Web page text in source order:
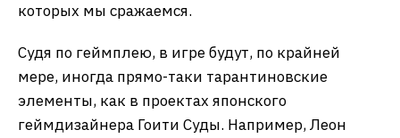
которых мы сражаемся.
Судя по геймплею, в игре будут, по крайней
мере, иногда прямо-таки тарантиновские
элементы, как в проектах японского
геймдизайнера Гоити Суды. Например, Леон